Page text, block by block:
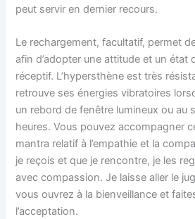
peut servir en dernier recours.
Le rechargement, facultatif, permet
afin d’adopter une attitude et un état
réceptif. L’hypersthène est très
retrouve ses énergies vibratoires
un rebord de fenêtre lumineux ou au
heures. Vous pouvez accompagner
mantra relatif à l’empathie et la
je reçois et que je rencontre, je les
avec compassion. Je laisse aller le
vous ouvrez à la bienveillance et
l’acceptation.